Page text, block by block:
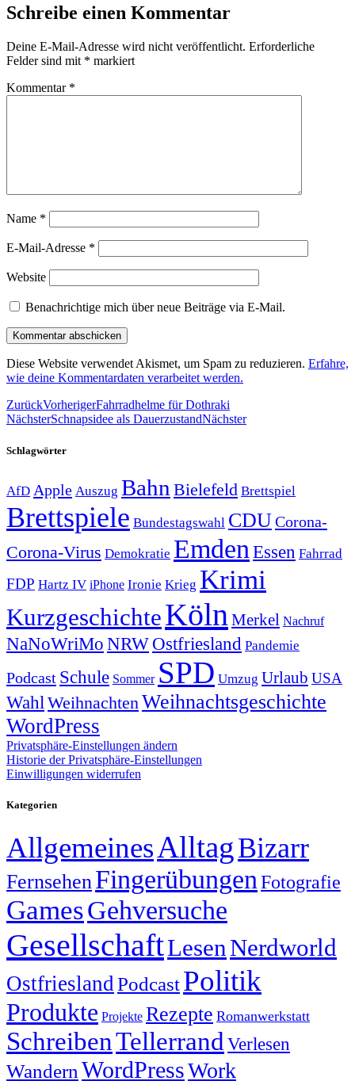
Schreibe einen Kommentar
Deine E-Mail-Adresse wird nicht veröffentlicht. Erforderliche
Felder sind mit * markiert
Kommentar *
Name *
E-Mail-Adresse *
Website
Benachrichtige mich über neue Beiträge via E-Mail.
Diese Website verwendet Akismet, um Spam zu reduzieren. Erfahre,
wie deine Kommentardaten verarbeitet werden.
ZurückVorherigerFahrradhelme für Dothraki
NächsterSchnapsidee als DauerzustandNächster
Schlagwörter
AfD Apple Auszug Bahn Bielefeld Brettspiel
Brettspiele Bundestagswahl CDUCorona-
Corona-Virus Demokratie Emden Essen Fahrrad
FDP Hartz IV iPhone Ironie Krieg Krimi
KurzgeschichteKöln Merkel Nachruf
NaNoWriMo NRWOstfriesland Pandemie
Podcast Schule Sommer SPD Umzug Urlaub USA
Wahl Weihnachten Weihnachtsgeschichte
WordPress
Privatsphäre-Einstellungen ändern
Historie der Privatsphäre-Einstellungen
Einwilligungen widerrufen
Kategorien
AllgemeinesAlltagBizarr
FernsehenFingerübungen Fotografie
GamesGehversuche
GesellschaftLesenNerdworld
OstfrieslandPodcastPolitik
Produkte Projekte Rezepte Romanwerkstatt
SchreibenTellerrand Verlesen
Wandern WordPressWork